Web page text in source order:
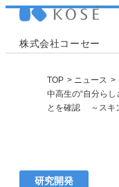
株式会社コーセー
TOP
ニュース
中高生の“自分ら
とを確認 ～スキ
研究開発